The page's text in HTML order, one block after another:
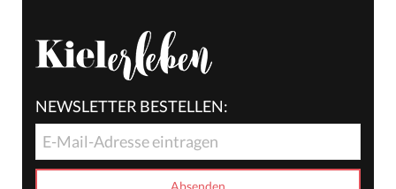
NEWSLETTER BESTELLEN: